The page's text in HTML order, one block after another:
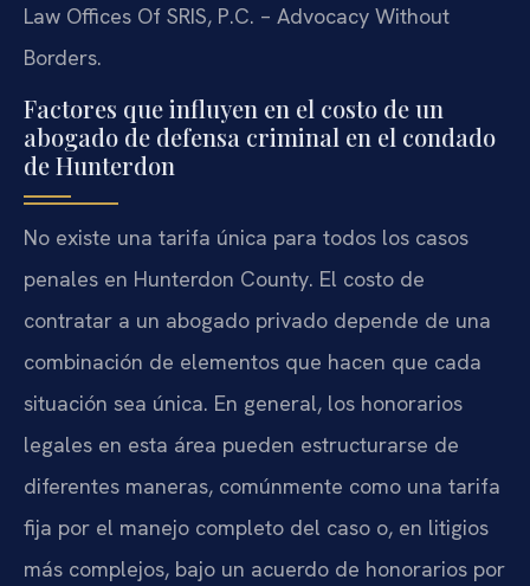
Law Offices Of SRIS, P.C. – Advocacy Without
Borders.
Factores que influyen en el costo de un
abogado de defensa criminal en el condado
de Hunterdon
No existe una tarifa única para todos los casos
penales en Hunterdon County. El costo de
contratar a un abogado privado depende de una
combinación de elementos que hacen que cada
situación sea única. En general, los honorarios
legales en esta área pueden estructurarse de
diferentes maneras, comúnmente como una tarifa
fija por el manejo completo del caso o, en litigios
más complejos, bajo un acuerdo de honorarios por